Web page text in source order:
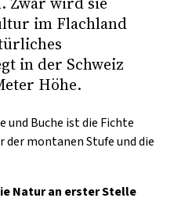
im Flachland
in der Schweiz
Höhe.
und Buche ist die Fichte
montanen Stufe und die
Natur an erster Stelle